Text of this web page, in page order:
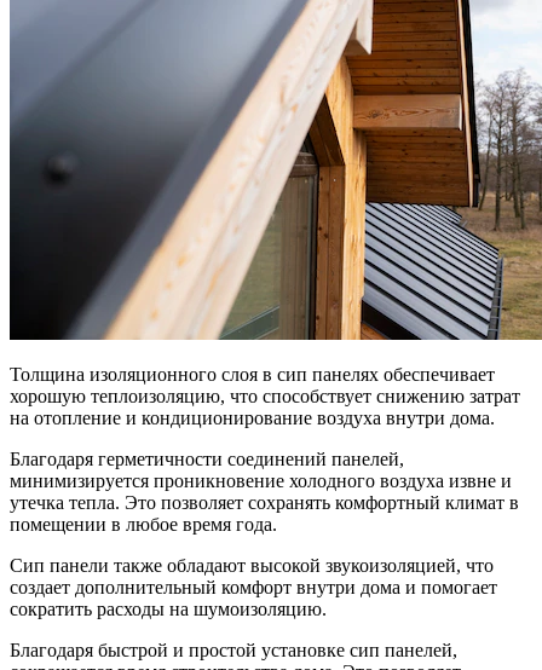
Толщина изоляционного слоя в сип панелях обеспечивает
хорошую теплоизоляцию, что способствует снижению затрат
на отопление и кондиционирование воздуха внутри дома.
Благодаря герметичности соединений панелей,
минимизируется проникновение холодного воздуха извне и
утечка тепла. Это позволяет сохранять комфортный климат в
помещении в любое время года.
Сип панели также обладают высокой звукоизоляцией, что
создает дополнительный комфорт внутри дома и помогает
сократить расходы на шумоизоляцию.
Благодаря быстрой и простой установке сип панелей,